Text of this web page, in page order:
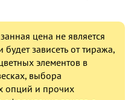
цена не является
будет зависеть от тиража,
элементов в
выбора
опций и прочих